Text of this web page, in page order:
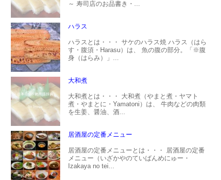
～ 寿司店のお品書き・...
ハラス
ハラスとは・・・ サケのハラス焼 ハラス（はら
す・腹須・Harasu）は、 魚の腹の部分。「※腹
身（はらみ）」...
大和煮
大和煮とは・・・ 大和煮（やまと煮・ヤマト
煮・やまとに・Yamatoni）は、 牛肉などの肉類
を生姜、醤油、酒...
居酒屋の定番メニュー
居酒屋の定番メニューとは・・・ 居酒屋の定番
メニュー（いざかやのていばんめにゅー・
Izakaya no tei...